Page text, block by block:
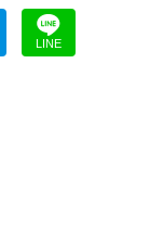
LINE